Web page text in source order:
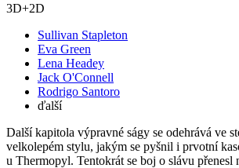
3D+2D
Sullivan Stapleton
Eva Green
Lena Headey
Jack O'Connell
Rodrigo Santoro
ďalší
Další kapitola výpravné ságy se odehrává ve
velkolepém stylu, jakým se pyšnil i prvotní
u Thermopyl. Tentokrát se boj o slávu přenesl